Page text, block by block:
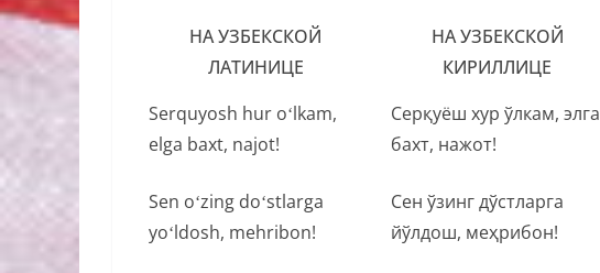
НА УЗБЕКСКОЙ
ЛАТИНИЦЕ
НА УЗБЕКСКОЙ
КИРИЛЛИЦЕ
Serquyosh hur oʻlkam,
elga baxt, najot!
Sen oʻzing doʻstlarga
yoʻldosh, mehribon!
Серқуёш хур ўлкам, элга
бахт, нажот!
Сен ўзинг дўстларга
йўлдош, меҳрибон!